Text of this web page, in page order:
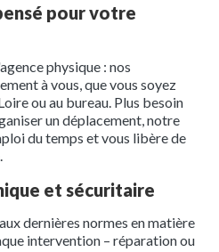
pour votre
physique : nos
à vous, que vous soyez
ou au bureau. Plus besoin
un déplacement, notre
du temps et vous libère de
et sécuritaire
dernières normes en matière
intervention – réparation ou